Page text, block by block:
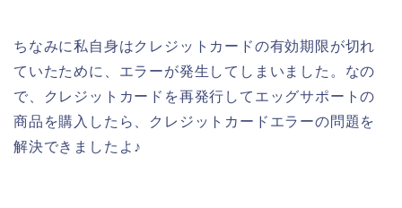
ちなみに私自身はクレジットカードの有効期限が切れ
ていたために、エラーが発生してしまいました。なの
で、クレジットカードを再発行してエッグサポートの
商品を購入したら、クレジットカードエラーの問題を
解決できましたよ♪